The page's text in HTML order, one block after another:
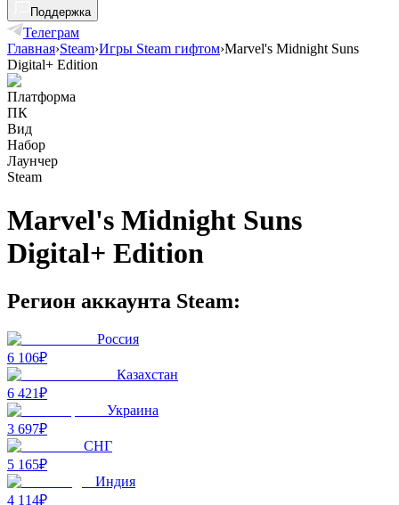
Поддержка
Телеграм
Главная›Steam›Игры Steam гифтом›Marvel's Midnight Suns
Digital+ Edition
Платформа
ПК
Вид
Набор
Лаунчер
Steam
Marvel's Midnight Suns
Digital+ Edition
Регион аккаунта Steam:
Россия
6 106₽
Казахстан
6 421₽
Украина
3 697₽
СНГ
5 165₽
Индия
4 114₽